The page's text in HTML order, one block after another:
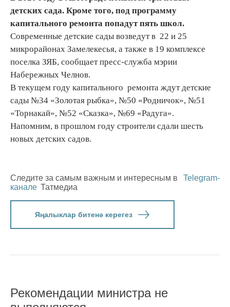
детских сада. Кроме того, под программу
капитального ремонта попадут пять школ.
Современные детские сады возведут в 22 и 25
микрорайонах Замелекесья, а также в 19 комплексе
поселка ЗЯБ, сообщает пресс-служба мэрии
Набережных Челнов.
В текущем году капитального ремонта ждут детские
сады №34 «Золотая рыбка», №50 «Родничок», №51
«Торнакай», №52 «Сказка», №69 «Радуга».
Напомним, в прошлом году строители сдали шесть
новых детских садов.
Следите за самым важным и интересным в
Telegram-
канале Татмедиа
Яңалыклар битенә керегез
Рекомендации министра не